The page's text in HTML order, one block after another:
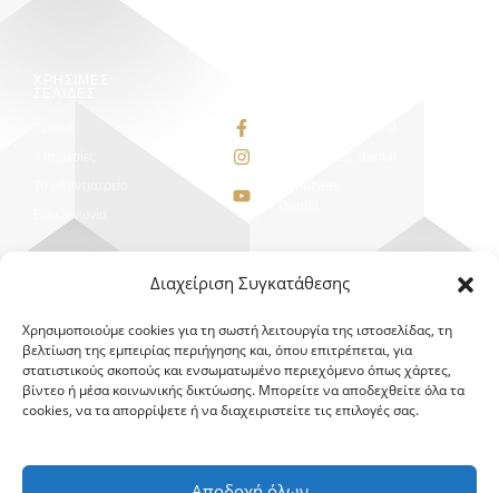
Διαχείριση Συγκατάθεσης
Χρησιμοποιούμε cookies για τη σωστή λειτουργία της ιστοσελίδας, τη
βελτίωση της εμπειρίας περιήγησης και, όπου επιτρέπεται, για
στατιστικούς σκοπούς και ενσωματωμένο περιεχόμενο όπως χάρτες,
βίντεο ή μέσα κοινωνικής δικτύωσης. Μπορείτε να αποδεχθείτε όλα τα
cookies, να τα απορρίψετε ή να διαχειριστείτε τις επιλογές σας.
Αρτέμιδος &
Μεσσήνης 1,
Καλαμάτα,
Ελλάδα, ΤΚ
24100
Επικοινωνία